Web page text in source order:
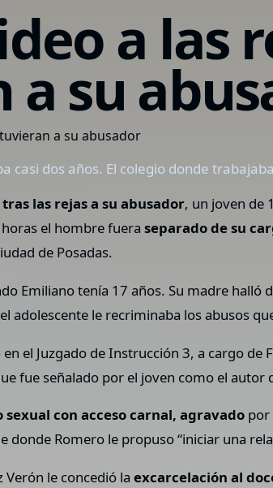
a las
su
casi dos años. El colegio donde
las rejas a su abusador, un joven de
horas el hombre fueraseparado de su
de Posadas.
Emiliano tenía 17 años. Su madre halló
adolescente le recriminaba los abusos
en el Juzgado de Instrucción 3, a cargo
fue señalado por el joven como el
sexual con acceso carnal, agravado por
Romero le propuso “iniciar una
Verón le concedió laexcarcelación al